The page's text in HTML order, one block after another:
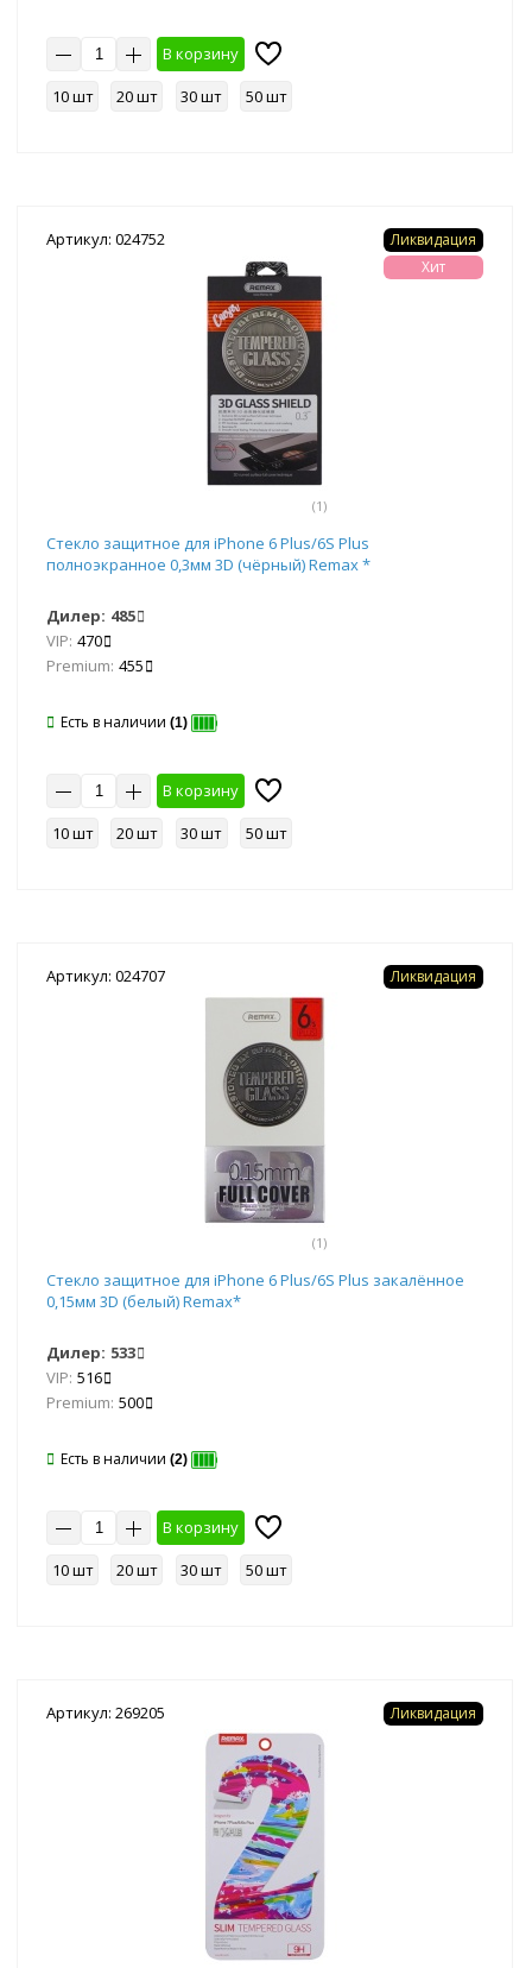
В корзину
10 шт
20 шт 30 шт 50 шт
Артикул: 024752
(1)
Ликвидация
Хит
Стекло защитное для iPhone 6 Plus/6S Plus
полноэкранное 0,3мм 3D (чёрный) Remax *
Дилер: 485
VIP: 470
Premium: 455
Есть в наличии (1)
В корзину
10 шт
20 шт 30 шт 50 шт
Артикул: 024707
(1)
Ликвидация
Стекло защитное для iPhone 6 Plus/6S Plus закалённое
0,15мм 3D (белый) Remax*
Дилер: 533
VIP: 516
Premium: 500
Есть в наличии (2)
В корзину
10 шт
20 шт 30 шт 50 шт
Артикул: 269205 Ликвидация